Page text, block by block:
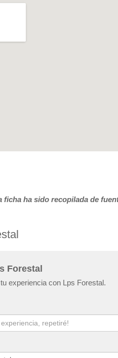
ficha ha sido recopilada de
Forestal
experiencia con Lps Forestal.